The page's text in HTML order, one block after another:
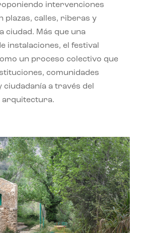
intervenciones
plazas, calles, riberas y
ciudad. Más que una
instalaciones, el festival
un proceso colectivo que
comunidades
ciudadanía a través del
arquitectura.